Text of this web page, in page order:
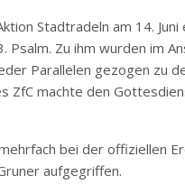
Stadtradeln am 14. Juni
Zu ihm wurden im
Parallelen gezogen zu
ZfC machte den
bei der offiziellen
aufgegriffen.